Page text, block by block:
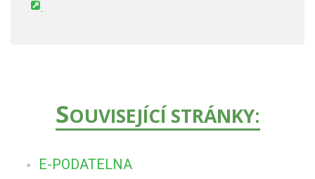
.
SOUVISEJÍCÍ STRÁNKY:
E-PODATELNA